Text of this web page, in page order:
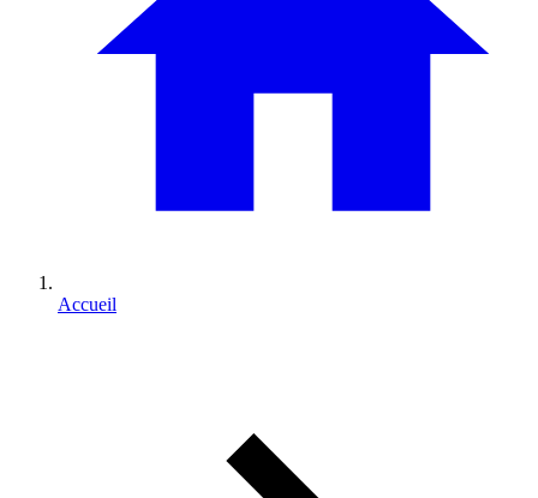
Accueil